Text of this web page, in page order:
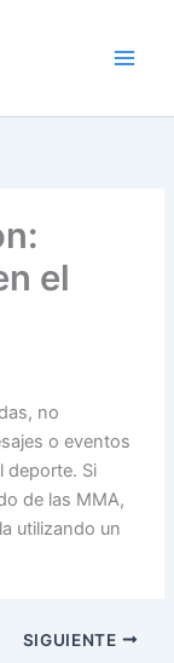
el
no
o eventos
deporte. Si
de las MMA,
utilizando un
SIGUIENTE